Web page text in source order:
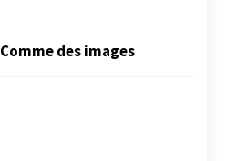
Comme des images